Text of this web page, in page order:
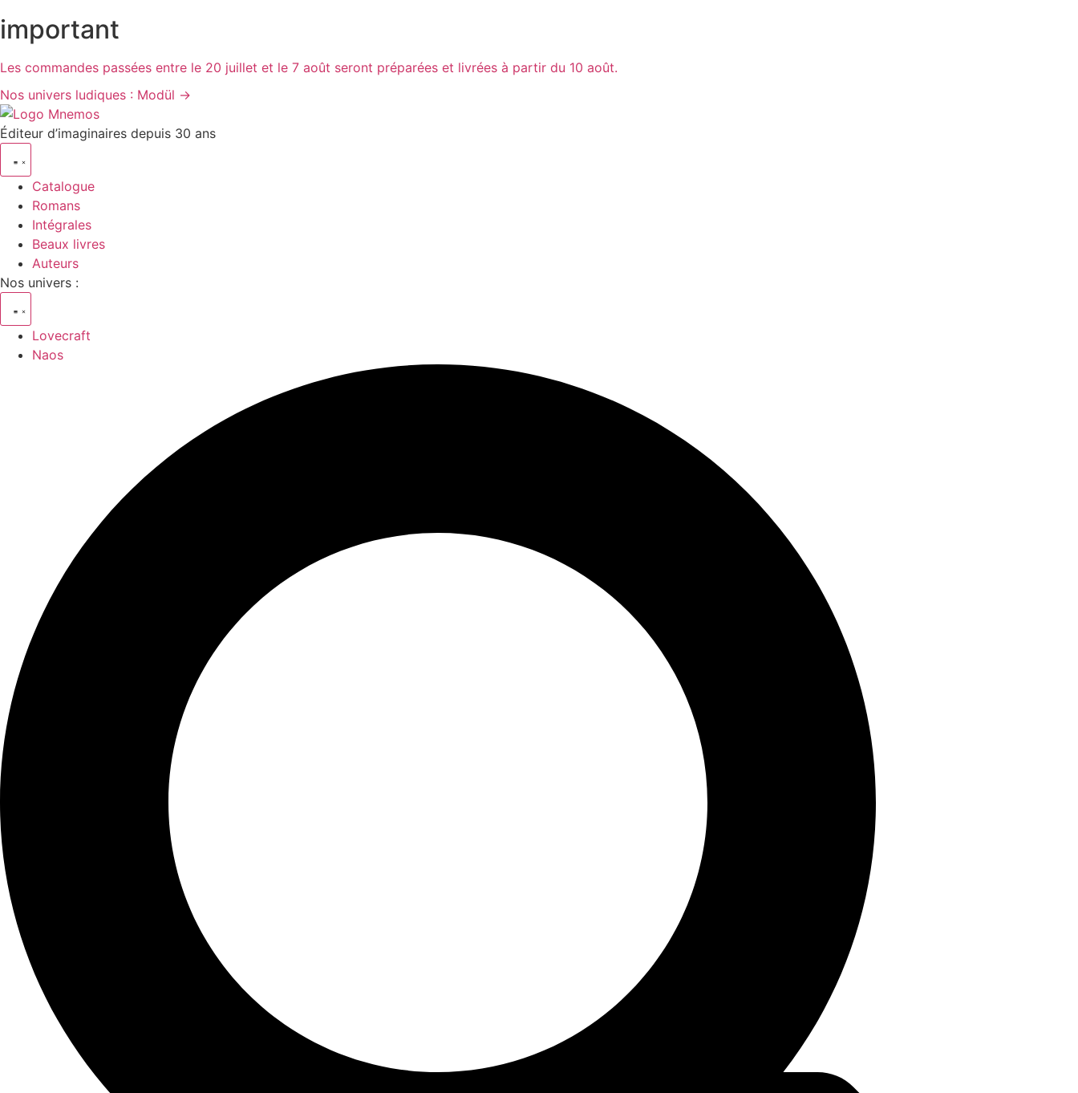
au
contenu
important
Les commandes passées entre le 20 juillet et le 7 août seront préparées et livrées à partir du 10 août.
Nos univers ludiques : Modül →
Éditeur d’imaginaires depuis 30 ans
Catalogue
Romans
Intégrales
Beaux livres
Auteurs
Nos univers :
Lovecraft
Naos